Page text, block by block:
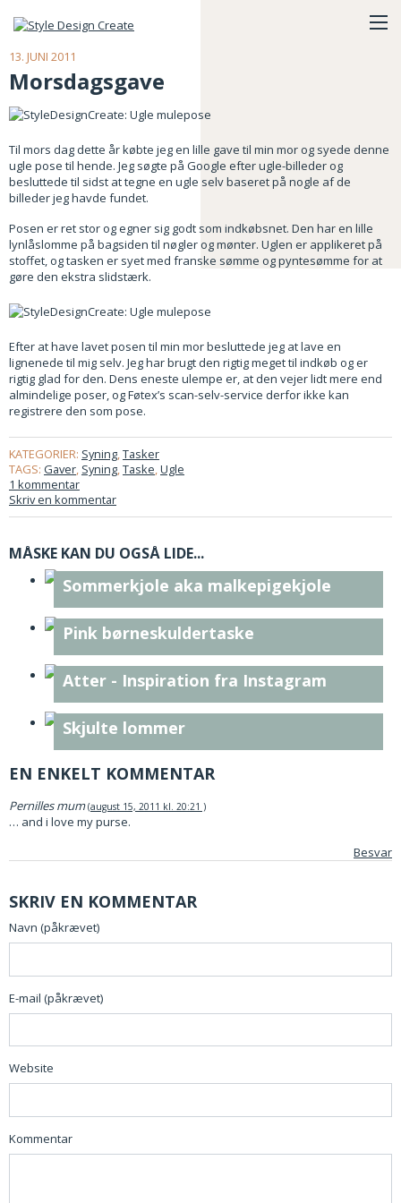
13. JUNI 2011
Morsdagsgave
Til mors dag dette år købte jeg en lille gave til min mor og syede denne
ugle pose til hende. Jeg søgte på Google efter ugle-billeder og
besluttede til sidst at tegne en ugle selv baseret på nogle af de
billeder jeg havde fundet.
Posen er ret stor og egner sig godt som indkøbsnet. Den har en lille
lynlåslomme på bagsiden til nøgler og mønter. Uglen er applikeret på
stoffet, og tasken er syet med franske sømme og pyntesømme for at
gøre den ekstra slidstærk.
Efter at have lavet posen til min mor besluttede jeg at lave en
lignenede til mig selv. Jeg har brugt den rigtig meget til indkøb og er
rigtig glad for den. Dens eneste ulempe er, at den vejer lidt mere end
almindelige poser, og Føtex’s scan-selv-service derfor ikke kan
registrere den som pose.
KATEGORIER: Syning,Tasker
TAGS: Gaver, Syning,Taske,Ugle
1 kommentar
Skriv en kommentar
MÅSKE KAN DU OGSÅ LIDE...
Sommerkjole aka malkepigekjole
Pink børneskuldertaske
Atter - Inspiration fra Instagram
Skjulte lommer
EN ENKELT KOMMENTAR
Pernilles mum august 15, 2011 kl. 20:21
… and i love my purse.
Besvar
SKRIV EN KOMMENTAR
Navn (påkrævet)
E-mail (påkrævet)
Website
Kommentar